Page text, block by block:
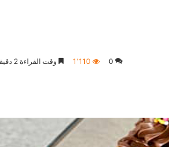
0 1٬110 وقت القراءة 2 دقيقة